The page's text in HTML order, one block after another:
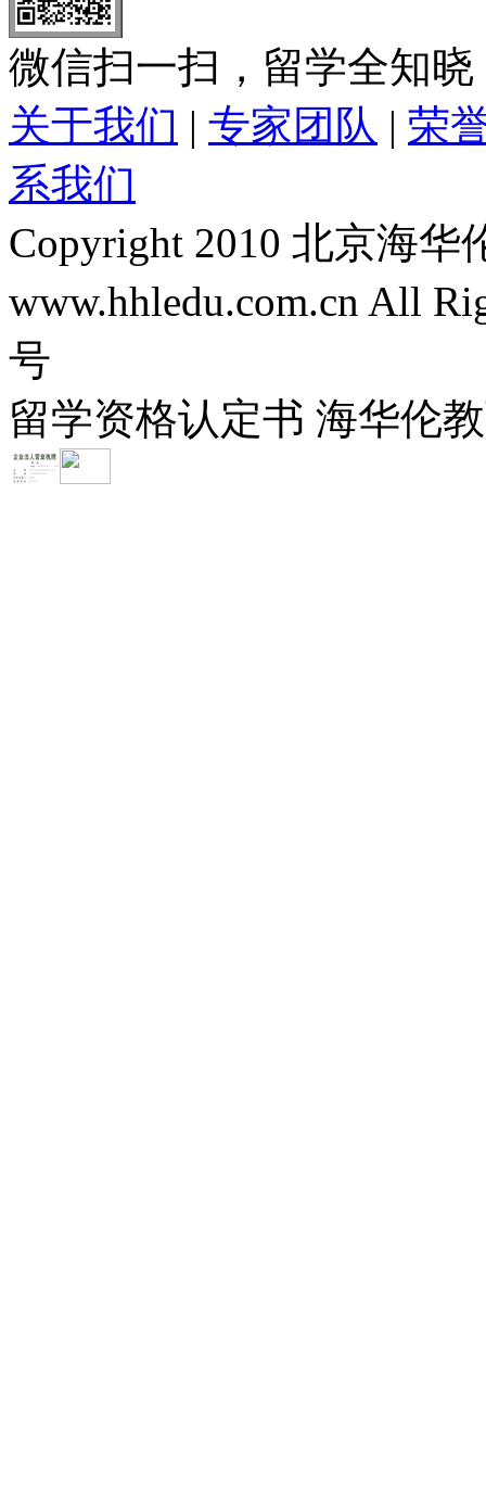
微信扫一扫，留学全知晓
关于我们 | 专家团队 | 荣
系我们
Copyright 2010 北京海
www.hhledu.com.cn All
号
留学资格认定书 海华伦